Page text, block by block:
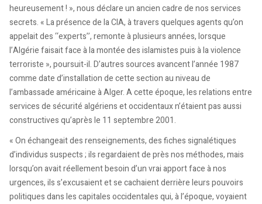
heureusement ! », nous déclare un ancien cadre de nos services
secrets. « La présence de la CIA, à travers quelques agents qu’on
appelait des ‘‘experts’’, remonte à plusieurs années, lorsque
l’Algérie faisait face à la montée des islamistes puis à la violence
terroriste », poursuit-il. D’autres sources avancent l’année 1987
comme date d’installation de cette section au niveau de
l’ambassade américaine à Alger. A cette époque, les relations entre
services de sécurité algériens et occidentaux n’étaient pas aussi
constructives qu’après le 11 septembre 2001.
« On échangeait des renseignements, des fiches signalétiques
d’individus suspects ; ils regardaient de près nos méthodes, mais
lorsqu’on avait réellement besoin d’un vrai apport face à nos
urgences, ils s’excusaient et se cachaient derrière leurs pouvoirs
politiques dans les capitales occidentales qui, à l’époque, voyaient